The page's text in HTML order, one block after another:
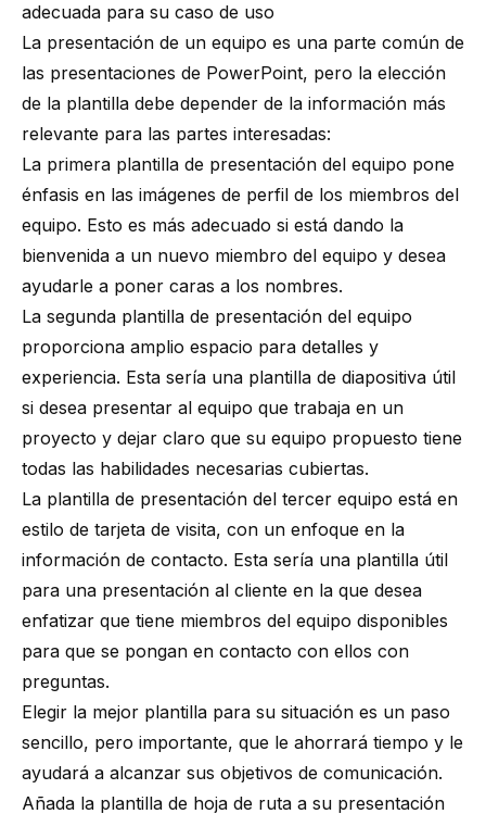
adecuada para su caso de uso
La presentación de un equipo es una parte común de
las presentaciones de PowerPoint, pero la elección
de la plantilla debe depender de la información más
relevante para las partes interesadas:
La primera plantilla de presentación del equipo pone
énfasis en las imágenes de perfil de los miembros del
equipo. Esto es más adecuado si está dando la
bienvenida a un nuevo miembro del equipo y desea
ayudarle a poner caras a los nombres.
La segunda plantilla de presentación del equipo
proporciona amplio espacio para detalles y
experiencia. Esta sería una plantilla de diapositiva útil
si desea presentar al equipo que trabaja en un
proyecto y dejar claro que su equipo propuesto tiene
todas las habilidades necesarias cubiertas.
La plantilla de presentación del tercer equipo está en
estilo de tarjeta de visita, con un enfoque en la
información de contacto. Esta sería una plantilla útil
para una presentación al cliente en la que desea
enfatizar que tiene miembros del equipo disponibles
para que se pongan en contacto con ellos con
preguntas.
Elegir la mejor plantilla para su situación es un paso
sencillo, pero importante, que le ahorrará tiempo y le
ayudará a alcanzar sus objetivos de comunicación.
Añada la plantilla de hoja de ruta a su presentación